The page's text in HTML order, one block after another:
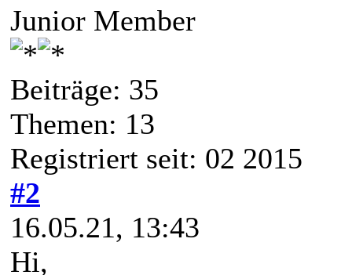
Junior Member
Beiträge: 35
Themen: 13
Registriert seit: 02 2015
#2
16.05.21, 13:43
Hi,